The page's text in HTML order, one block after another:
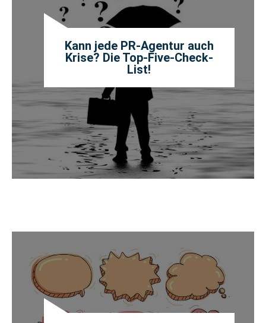
Kann jede PR-Agentur auch
Krise? Die Top-Five-Check-
List!